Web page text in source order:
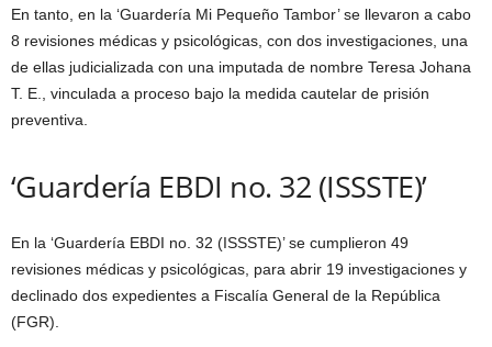
En tanto, en la ‘Guardería Mi Pequeño Tambor’ se llevaron a cabo
8 revisiones médicas y psicológicas, con dos investigaciones, una
de ellas judicializada con una imputada de nombre Teresa Johana
T. E., vinculada a proceso bajo la medida cautelar de prisión
preventiva.
‘Guardería EBDI no. 32 (ISSSTE)’
En la ‘Guardería EBDI no. 32 (ISSSTE)’ se cumplieron 49
revisiones médicas y psicológicas, para abrir 19 investigaciones y
declinado dos expedientes a Fiscalía General de la República
(FGR).